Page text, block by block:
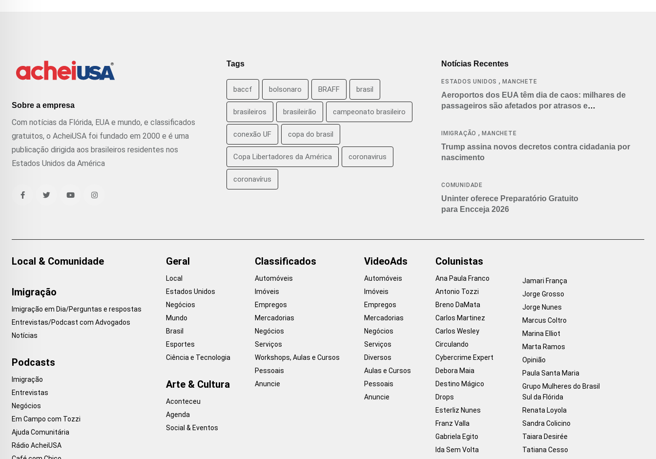
Sobre a empresa
Com notícias da Flórida, EUA e mundo, e classificados
gratuitos, o AcheiUSA foi fundado em 2000 e é uma
publicação dirigida aos brasileiros residentes nos
Estados Unidos da América
Tags
baccf bolsonaro BRAFF brasil
brasileiros brasileirão campeonato brasileiro
conexão UF copa do brasil
Copa Libertadores da América coronavirus
coronavírus
Notícias Recentes
ESTADOS UNIDOS ,MANCHETE
Aeroportos dos EUA têm dia de caos: milhares de
passageiros são afetados por atrasos e
IMIGRAÇÃO ,MANCHETE
Trump assina novos decretos contra cidadania por
nascimento
COMUNIDADE
Uninter oferece Preparatório Gratuito
para Encceja 2026
Local & Comunidade
Imigração
Imigração em Dia/Perguntas e respostas
Entrevistas/Podcast com Advogados
Notícias
Podcasts
Imigração
Entrevistas
Negócios
Em Campo com Tozzi
Ajuda Comunitária
Rádio AcheiUSA
Geral
Local
Estados Unidos
Negócios
Mundo
Brasil
Esportes
Ciência e Tecnologia
Arte & Cultura
Aconteceu
Agenda
Social & Eventos
Classificados
Automóveis
Imóveis
Empregos
Mercadorias
Negócios
Serviços
Workshops, Aulas e Cursos
Pessoais
Anuncie
VideoAds
Automóveis
Imóveis
Empregos
Mercadorias
Negócios
Serviços
Diversos
Aulas e Cursos
Pessoais
Anuncie
Colunistas
Ana Paula Franco
Antonio Tozzi
Breno DaMata
Carlos Martinez
Carlos Wesley
Circulando
Cybercrime Expert
Debora Maia
Destino Mágico
Drops
Esterliz Nunes
Franz Valla
Gabriela Egito
Ida Sem Volta
Jamari França
Jorge Grosso
Jorge Nunes
Marcus Coltro
Marina Elliot
Marta Ramos
Opinião
Paula Santa Maria
Grupo Mulheres do Brasil
Sul da Flórida
Renata Loyola
Sandra Colicino
Taiara Desirée
Tatiana Cesso